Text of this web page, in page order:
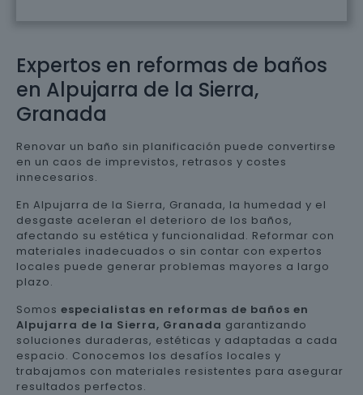
Expertos en reformas de baños
en Alpujarra de la Sierra,
Granada
Renovar un baño sin planificación puede convertirse
en un caos de imprevistos, retrasos y costes
innecesarios.
En Alpujarra de la Sierra, Granada, la humedad y el
desgaste aceleran el deterioro de los baños,
afectando su estética y funcionalidad. Reformar con
materiales inadecuados o sin contar con expertos
locales puede generar problemas mayores a largo
plazo.
Somos especialistas en reformas de baños en
Alpujarra de la Sierra, Granada garantizando
soluciones duraderas, estéticas y adaptadas a cada
espacio. Conocemos los desafíos locales y
trabajamos con materiales resistentes para asegurar
resultados perfectos.